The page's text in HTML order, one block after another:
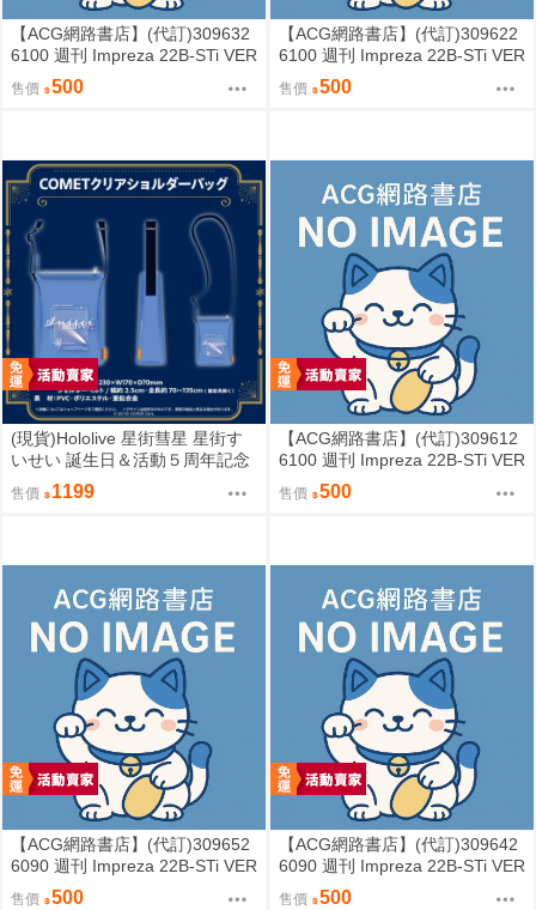
【ACG網路書店】(代訂)309632
6100 週刊 Impreza 22B-STi VER
SION をつくる (10)
售價 500
【ACG網路書店】(代訂)309622
6100 週刊 Impreza 22B-STi VER
SION をつくる (9)
售價 500
(現貨)Hololive 星街彗星 星街す
いせい 誕生日＆活動５周年記念
COMET透明側背包 單肩背包
售價 1199
【ACG網路書店】(代訂)309612
6100 週刊 Impreza 22B-STi VER
SION をつくる (8)
售價 500
【ACG網路書店】(代訂)309652
6090 週刊 Impreza 22B-STi VER
SION をつくる (7)
售價 500
【ACG網路書店】(代訂)309642
6090 週刊 Impreza 22B-STi VER
SION をつくる (6)
售價 500